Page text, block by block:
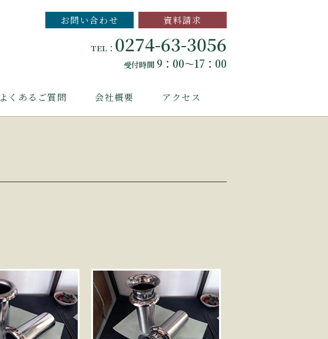
お問い合わせ 資料請求
TEL： 0274-63-3056
受付時間 9：00～17：00
よくあるご質問 会社概要 アクセス